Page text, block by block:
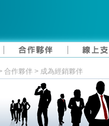
合作夥伴 > 成為經銷夥伴